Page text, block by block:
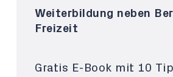
Weiterbildung neben
Freizeit
Gratis E-Book mit 10